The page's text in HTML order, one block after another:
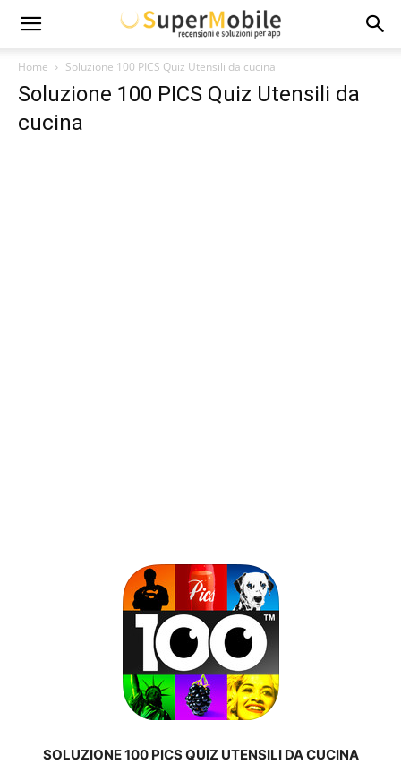
Super
Mobile
Home Soluzione 100 PICS Quiz Utensili da cucina
Soluzione 100 PICS Quiz Utensili da
cucina
SOLUZIONE 100 PICS QUIZ UTENSILI DA CUCINA